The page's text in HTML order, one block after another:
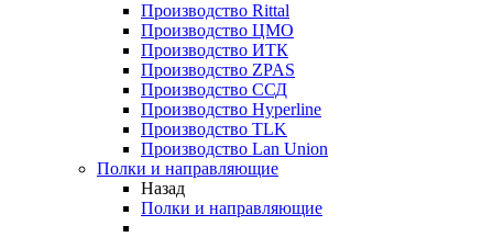
Производство Rittal
Производство ЦМО
Производство ИТК
Производство ZPAS
Производство ССД
Производство Hyperline
Производство TLK
Производство Lan Union
Полки и направляющие
Назад
Полки и направляющие